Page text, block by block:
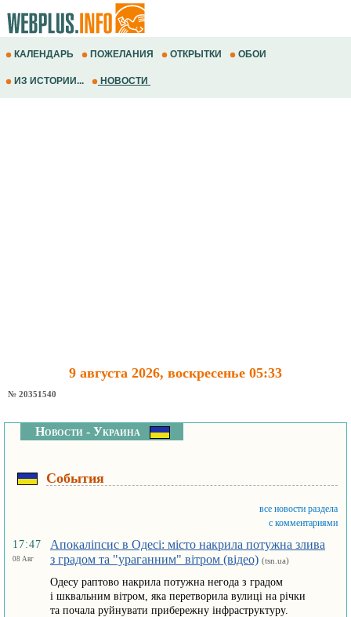
КАЛЕНДАРЬ ПОЖЕЛАНИЯ ОТКРЫТКИ ОБОИ
ИЗ ИСТОРИИ... НОВОСТИ
9 августа 2026, воскресенье 05:33
№ 20351540
Новости - Украина
События
все новости раздела
с комментариями
17:47
08 Авг
Апокаліпсис в Одесі: місто накрила потужна злива
з градом та "ураганним" вітром (відео) (tsn.ua)
Одесу раптово накрила потужна негода з градом
і шквальним вітром, яка перетворила вулиці на річки
та почала руйнувати прибережну інфраструктуру.